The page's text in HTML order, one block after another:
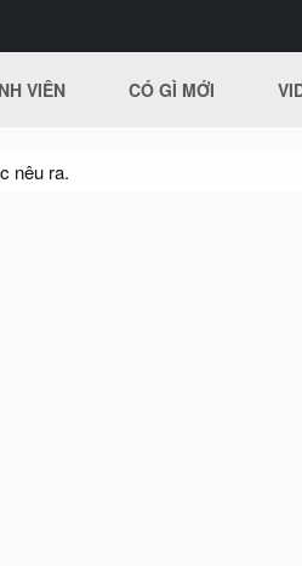
VIÊN CÓ GÌ MỚI
nêu ra.